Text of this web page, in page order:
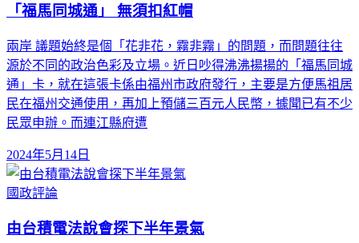
「福馬同城通」 無須扣紅帽
兩岸 議題始終是個「花非花，霧非霧」的問題，而問題往往
源於不同的政治色彩及立場。近日吵得沸沸揚揚的「福馬同城
通」卡，就在這張卡係由福州市政府發行，主要是方便馬祖居
民在福州交通使用，再加上預儲三百元人民幣，據聞已有不少
民眾申辦。而連江縣府遭
2024年5月14日
國政評論
由台積電法說會探下半年景氣